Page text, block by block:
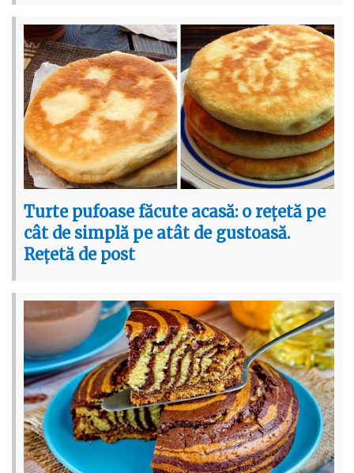
Turte pufoase făcute acasă: o rețetă pe
cât de simplă pe atât de gustoasă.
Rețetă de post